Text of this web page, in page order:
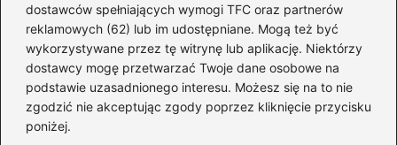
dostawców spełniających wymogi TFC oraz partnerów
reklamowych (62) lub im udostępniane. Mogą też być
wykorzystywane przez tę witrynę lub aplikację. Niektórzy
dostawcy mogę przetwarzać Twoje dane osobowe na
podstawie uzasadnionego interesu. Możesz się na to nie
zgodzić nie akceptując zgody poprzez kliknięcie przycisku
poniżej.
Odkryj tajemnice, jak działają mięśnie
antagonistyczne w treningu i
codziennym życiu